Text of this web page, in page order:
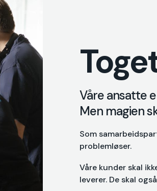
Våre ansatte
Men magien
Som
problemløser.
Våre kunder skal
leverer. De skal